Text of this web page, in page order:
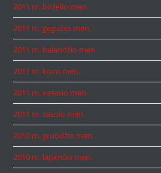
2011 m. birželio mėn.
2011 m. gegužės mėn.
2011 m. balandžio mėn.
2011 m. kovo mėn.
2011 m. vasario mėn.
2011 m. sausio mėn.
2010 m. gruodžio mėn.
2010 m. lapkričio mėn.